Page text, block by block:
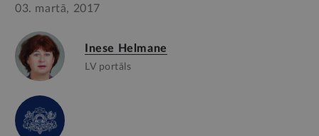
03. martā, 2017
Inese Helmane
LV portāls